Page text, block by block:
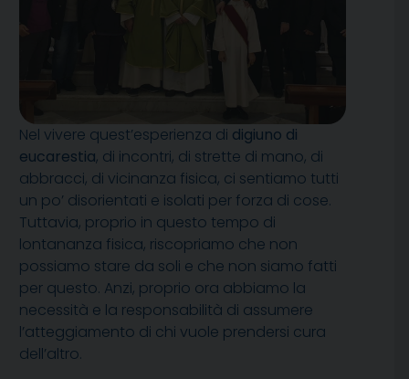
Nel vivere quest’esperienza di digiuno di
eucarestia, di incontri, di strette di mano, di
abbracci, di vicinanza fisica, ci sentiamo tutti
un po’ disorientati e isolati per forza di cose.
Tuttavia, proprio in questo tempo di
lontananza fisica, riscopriamo che non
possiamo stare da soli e che non siamo fatti
per questo. Anzi, proprio ora abbiamo la
necessità e la responsabilità di assumere
l’atteggiamento di chi vuole prendersi cura
dell’altro.